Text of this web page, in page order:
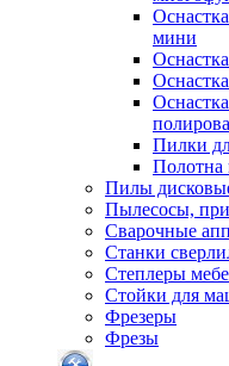
мини
Пилки
Полотна
Пилы
Пылесосы,
Сварочные
Станки
Степлеры
Стойки для
Фрезеры
Фрезы